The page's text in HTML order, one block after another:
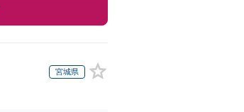
宮城県